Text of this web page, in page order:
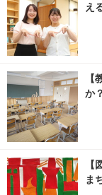
え
か
【
ま